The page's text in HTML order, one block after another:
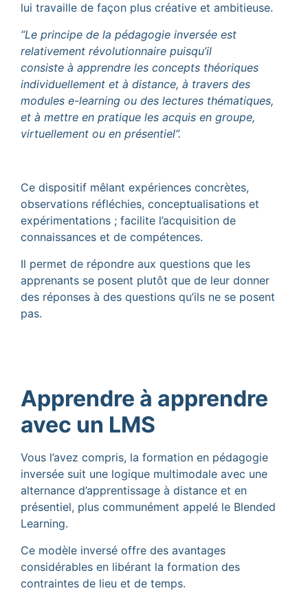
lui travaille de façon plus créative et ambitieuse.
“Le principe de la pédagogie inversée est
relativement révolutionnaire puisqu’il
consiste à apprendre les concepts théoriques
individuellement et à distance, à travers des
modules e-learning ou des lectures thématiques,
et à mettre en pratique les acquis en groupe,
virtuellement ou en présentiel”.
Ce dispositif mêlant expériences concrètes,
observations réfléchies, conceptualisations et
expérimentations ; facilite l’acquisition de
connaissances et de compétences.
Il permet de répondre aux questions que les
apprenants se posent plutôt que de leur donner
des réponses à des questions qu’ils ne se posent
pas.
Apprendre à apprendre
avec un LMS
Vous l’avez compris, la formation en pédagogie
inversée suit une logique multimodale avec une
alternance d’apprentissage à distance et en
présentiel, plus communément appelé le Blended
Learning.
Ce modèle inversé offre des avantages
considérables en libérant la formation des
contraintes de lieu et de temps.